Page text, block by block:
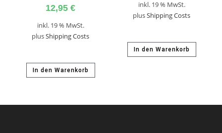
12,95 €
inkl. 19 % MwSt.
plusShipping Costs
In den Warenkorb
inkl. 19 % MwSt.
plusShipping Costs
In den Warenkorb